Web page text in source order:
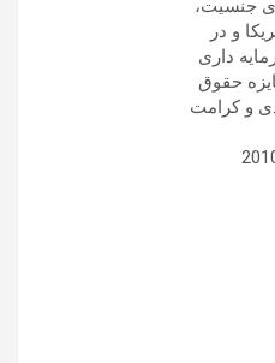
جنسیت،
و در
داری
دارد. در سال 2004 جایزه حقوق
و کرامت
کرد.